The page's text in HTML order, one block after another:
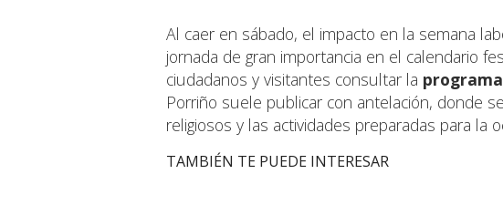
Al caer en sábado, el impacto en la semana
jornada de gran importancia en el calendario
ciudadanos y visitantes consultar la
Porriño suele publicar con antelación, donde
religiosos y las actividades preparadas para la
TAMBIÉN TE PUEDE INTERESAR